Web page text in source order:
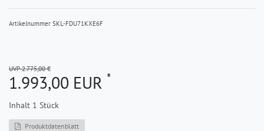
Artikelnummer SKL-FDU71KXE6F
UVP 2.775,00 €
1.993,00 EUR *
Inhalt 1 Stück
Produktdatenblatt